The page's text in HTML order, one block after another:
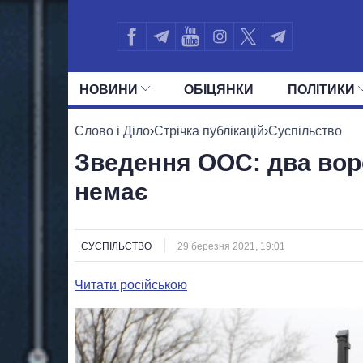
НОВИНИ ОБIЦЯНКИ ПОЛIТИКИ
УСІ ПОЛІТИКИ ПРЕЗИДЕНТ І ОФІС
Слово і Діло›Стрічка публікацій›Суспільство
Зведення ООС: два
немає
СУСПІЛЬСТВО 29 березня 2021, 19:01
Читати російською